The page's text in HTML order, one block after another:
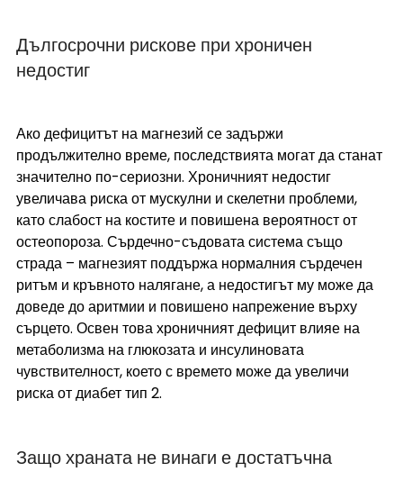
Дългосрочни рискове при хроничен
недостиг
Ако дефицитът на магнезий се задържи
продължително време, последствията могат да станат
значително по-сериозни. Хроничният недостиг
увеличава риска от мускулни и скелетни проблеми,
като слабост на костите и повишена вероятност от
остеопороза. Сърдечно-съдовата система също
страда – магнезият поддържа нормалния сърдечен
ритъм и кръвното налягане, а недостигът му може да
доведе до аритмии и повишено напрежение върху
сърцето. Освен това хроничният дефицит влияе на
метаболизма на глюкозата и инсулиновата
чувствителност, което с времето може да увеличи
риска от диабет тип 2.
Защо храната не винаги е достатъчна